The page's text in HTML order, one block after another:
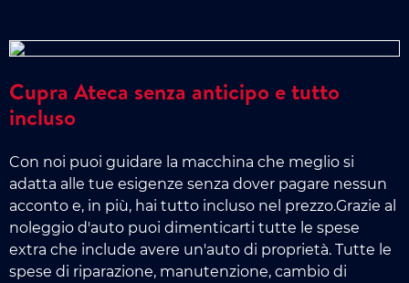
Cupra Ateca senza anticipo e tutto
incluso
Con noi puoi guidare la macchina che meglio si
adatta alle tue esigenze senza dover pagare nessun
acconto e, in più, hai tutto incluso nel prezzo.Grazie al
noleggio d'auto puoi dimenticarti tutte le spese
extra che include avere un'auto di proprietà. Tutte le
spese di riparazione, manutenzione, cambio di